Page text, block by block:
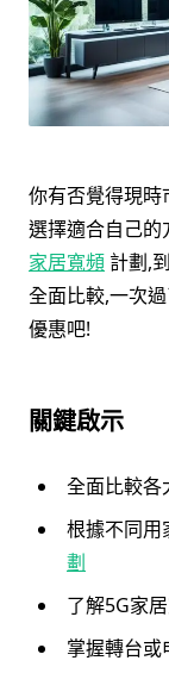
你有否覺得現時
選擇適合自己的
家居寬頻 計劃,
全面比較,一次
優惠吧!
關鍵啟示
全面比較各
根據不同用
劃
了解5G家
掌握轉台